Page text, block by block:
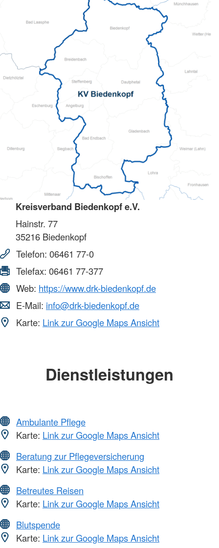
Kreisverband Biedenkopf e.V.
Hainstr. 77
35216 Biedenkopf
Telefon: 06461 77-0
Telefax: 06461 77-377
Web: https://www.drk-biedenkopf.de
E-Mail: info@drk-biedenkopf.de
Karte: Link zur Google Maps Ansicht
Dienstleistungen
Ambulante Pflege
Karte: Link zur Google Maps Ansicht
Beratung zur Pflegeversicherung
Karte: Link zur Google Maps Ansicht
Betreutes Reisen
Karte: Link zur Google Maps Ansicht
Blutspende
Karte: Link zur Google Maps Ansicht